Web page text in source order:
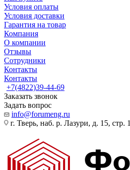
Условия оплаты
Условия доставки
Гарантия на товар
Компания
О компании
Отзывы
Сотрудники
Контакты
Контакты
+7(4822)39-44-69
Заказать звонок
Задать вопрос
info@forumeng.ru
г. Тверь, наб. р. Лазури, д. 15, стр. 1